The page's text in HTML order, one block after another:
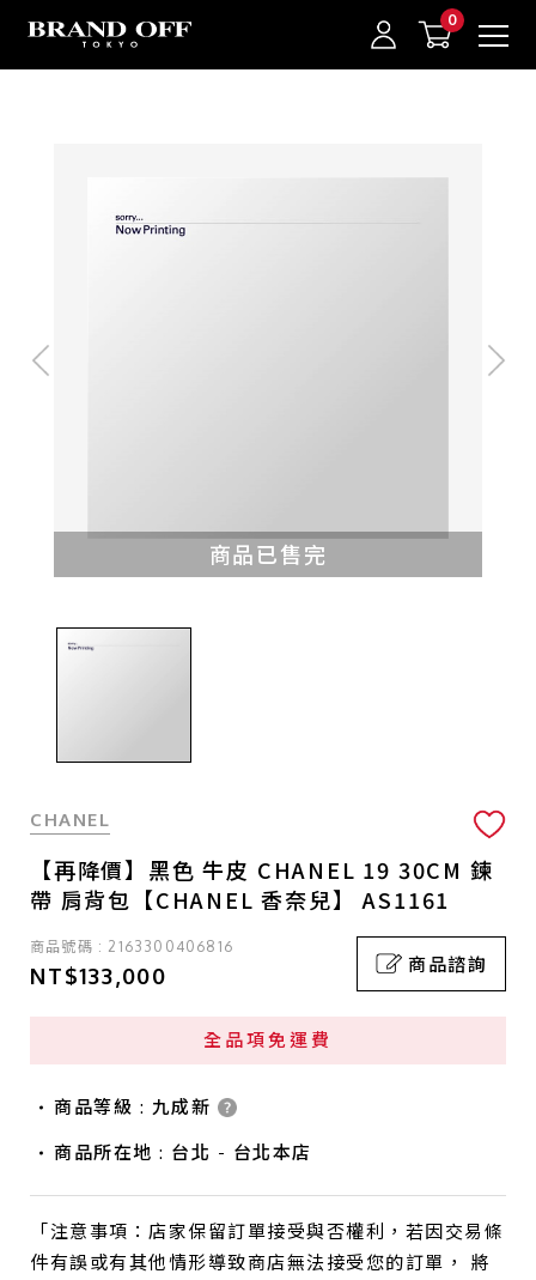
中古名牌業界No.1的BRAND OFF。BRAND OFF官網購物/h1>
登入/註冊
商品已售完
CHANEL
【再降價】黑色 牛皮 CHANEL 19 30CM 鍊
帶 肩背包【CHANEL 香奈兒】 AS1161
商品號碼 : 2163300406816
NT$133,000 商品諮詢
全品項免運費
商品等級 : 九成新
商品所在地 : 台北 - 台北本店
「注意事項：店家保留訂單接受與否權利，若因交易條
件有誤或有其他情形導致商店無法接受您的訂單， 將